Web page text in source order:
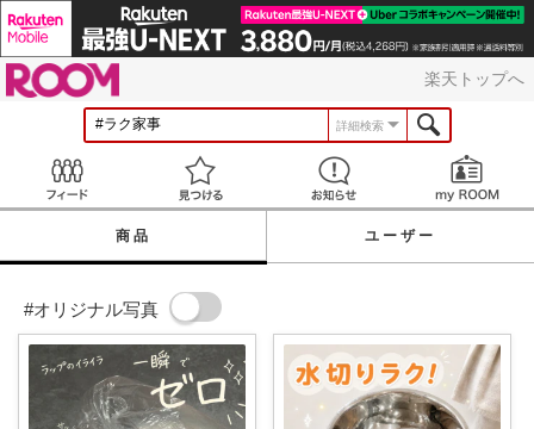
楽天トップへ
詳細検索
見つける お知らせ
商品 ユーザー
#オリジナル写真